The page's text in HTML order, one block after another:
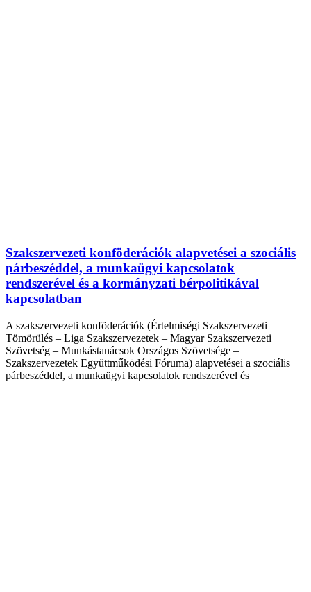
Szakszervezeti konföderációk alapvetései a szociális
párbeszéddel, a munkaügyi kapcsolatok
rendszerével és a kormányzati bérpolitikával
kapcsolatban
A szakszervezeti konföderációk (Értelmiségi Szakszervezeti
Tömörülés – Liga Szakszervezetek – Magyar Szakszervezeti
Szövetség – Munkástanácsok Országos Szövetsége –
Szakszervezetek Együttműködési Fóruma) alapvetései a szociális
párbeszéddel, a munkaügyi kapcsolatok rendszerével és